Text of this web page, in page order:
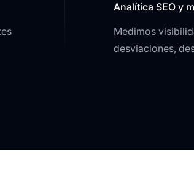
Analítica SEO y
Medimos
desviaciones,